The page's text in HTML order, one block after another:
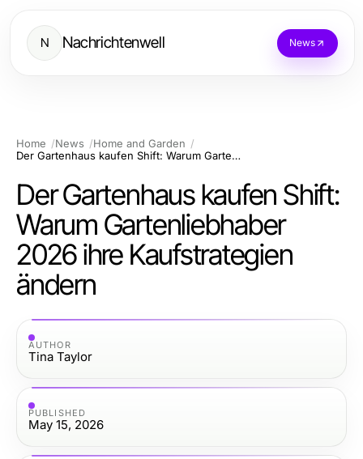
N Nachrichtenwell News
Home News
Home and Garden
Der Gartenhaus kaufen Shift: Warum Gartenliebhaber 2026 ihre Kaufstrategien ändern
Der Gartenhaus kaufen Shift:
Warum Gartenliebhaber
2026 ihre Kaufstrategien
ändern
AUTHOR
Tina Taylor
PUBLISHED
May 15, 2026